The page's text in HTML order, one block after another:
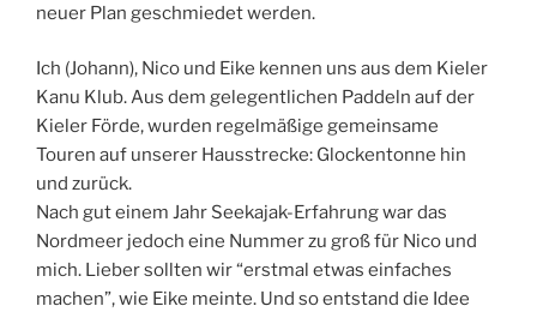
neuer Plan geschmiedet werden.
Ich (Johann), Nico und Eike kennen uns aus dem Kieler
Kanu Klub. Aus dem gelegentlichen Paddeln auf der
Kieler Förde, wurden regelmäßige gemeinsame
Touren auf unserer Hausstrecke: Glockentonne hin
und zurück.
Nach gut einem Jahr Seekajak-Erfahrung war das
Nordmeer jedoch eine Nummer zu groß für Nico und
mich. Lieber sollten wir “erstmal etwas einfaches
machen”, wie Eike meinte. Und so entstand die Idee